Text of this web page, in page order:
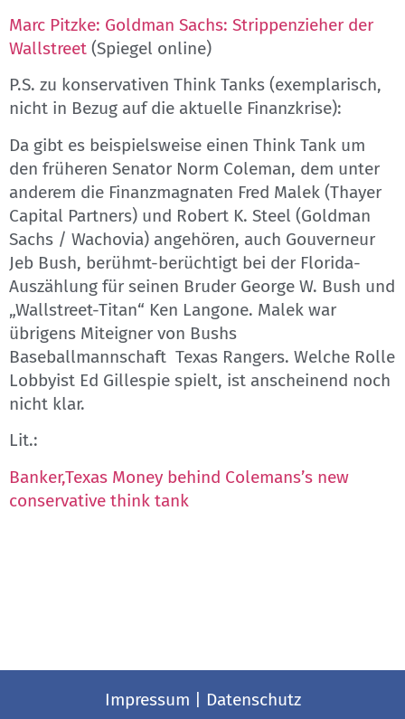
Marc Pitzke: Goldman Sachs: Strippenzieher der
Wallstreet (Spiegel online)
P.S. zu konservativen Think Tanks (exemplarisch,
nicht in Bezug auf die aktuelle Finanzkrise):
Da gibt es beispielsweise einen Think Tank um
den früheren Senator Norm Coleman, dem unter
anderem die Finanzmagnaten Fred Malek (Thayer
Capital Partners) und Robert K. Steel (Goldman
Sachs / Wachovia) angehören, auch Gouverneur
Jeb Bush, berühmt-berüchtigt bei der Florida-
Auszählung für seinen Bruder George W. Bush und
„Wallstreet-Titan“ Ken Langone. Malek war
übrigens Miteigner von Bushs
Baseballmannschaft Texas Rangers. Welche Rolle
Lobbyist Ed Gillespie spielt, ist anscheinend noch
nicht klar.
Lit.:
Banker,Texas Money behind Colemans’s new
conservative think tank
Impressum Datenschutz